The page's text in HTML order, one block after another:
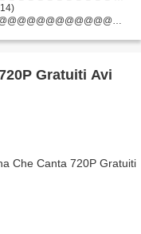
Gratuiti Avi